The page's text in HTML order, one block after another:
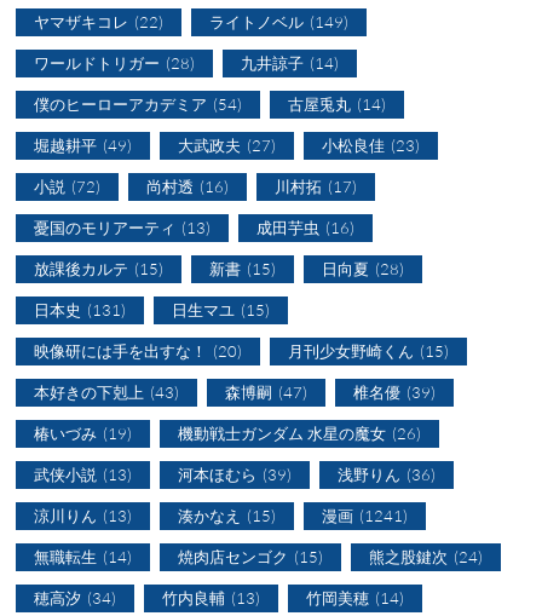
ヤマザキコレ (22) ライトノベル (149)
ワールドトリガー (28) 九井諒子 (14)
僕のヒーローアカデミア (54) 古屋兎丸 (14)
堀越耕平 (49) 大武政夫 (27) 小松良佳 (23)
小説 (72) 尚村透 (16) 川村拓 (17)
憂国のモリアーティ (13) 成田芋虫 (16)
放課後カルテ (15) 新書 (15) 日向夏 (28)
日本史 (131) 日生マユ (15)
映像研には手を出すな！ (20) 月刊少女野崎くん (15)
本好きの下剋上 (43) 森博嗣 (47) 椎名優 (39)
椿いづみ (19) 機動戦士ガンダム 水星の魔女 (26)
武侠小説 (13) 河本ほむら (39) 浅野りん (36)
涼川りん (13) 湊かなえ (15) 漫画 (1241)
無職転生 (14) 焼肉店センゴク (15) 熊之股鍵次 (24)
穂高汐 (34) 竹内良輔 (13) 竹岡美穂 (14)